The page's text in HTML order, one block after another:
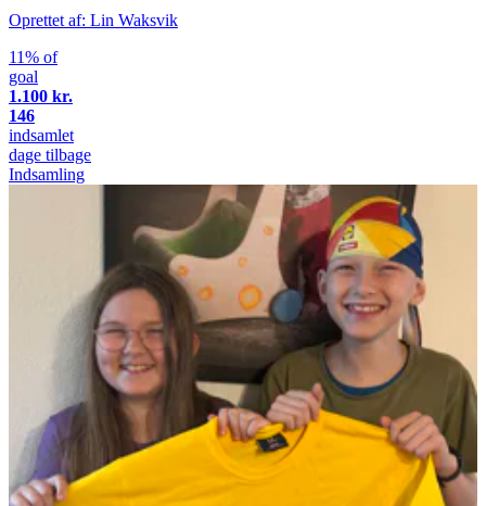
Oprettet af: Lin Waksvik
11% of
goal
1.100 kr.
146
indsamlet
dage tilbage
Indsamling